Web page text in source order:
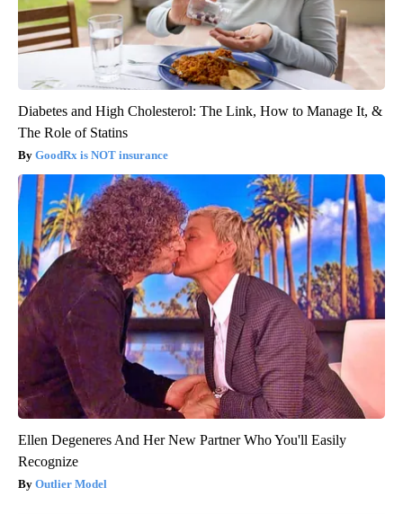
Diabetes and High Cholesterol: The Link, How to Manage It, &
The Role of Statins
GoodRx is NOT insurance
Ellen Degeneres And Her New Partner Who You'll Easily
Recognize
Outlier Model